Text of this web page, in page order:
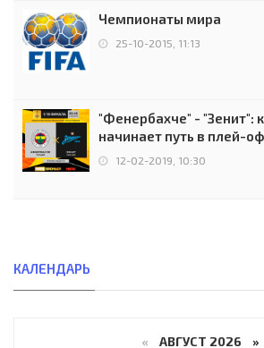
Чемпионаты мира
25-10-2015, 11:13
"Фенербахче" - "Зенит":
начинает путь в плей-
12-02-2019, 10:30
КАЛЕНДАРЬ
« АВГУСТ 2026 »